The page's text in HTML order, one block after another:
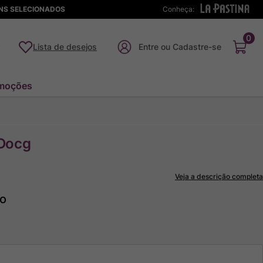
Conheça:
SELECIONADOS
Lista de desejos
0
Veja a descrição completa